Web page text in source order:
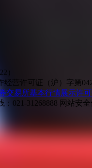
）
经营许可证（沪）字第
交易所基本行情展示许
021-31268888 网站安全